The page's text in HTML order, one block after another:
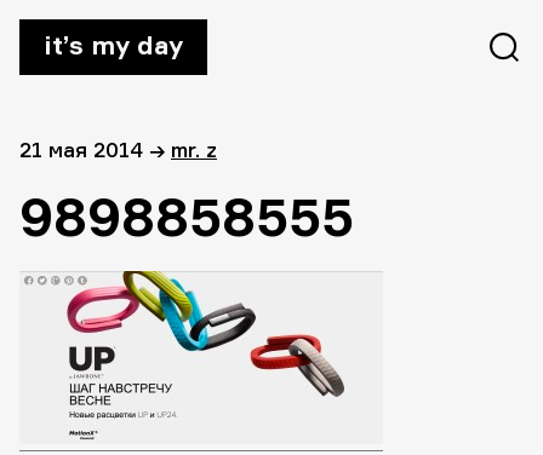
it’s my day
21 мая 2014 → mr. z
9898858555